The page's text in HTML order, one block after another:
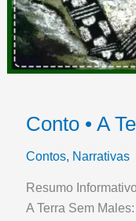
Conto • A
Contos, Narrativas
Resumo
A Terra Sem